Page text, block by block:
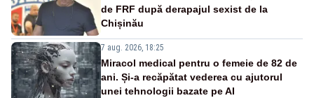
de FRF după derapajul sexist de la
Chișinău
7 aug. 2026, 18:25
Miracol medical pentru o femeie de 82 de
ani. Și-a recăpătat vederea cu ajutorul
unei tehnologii bazate pe AI